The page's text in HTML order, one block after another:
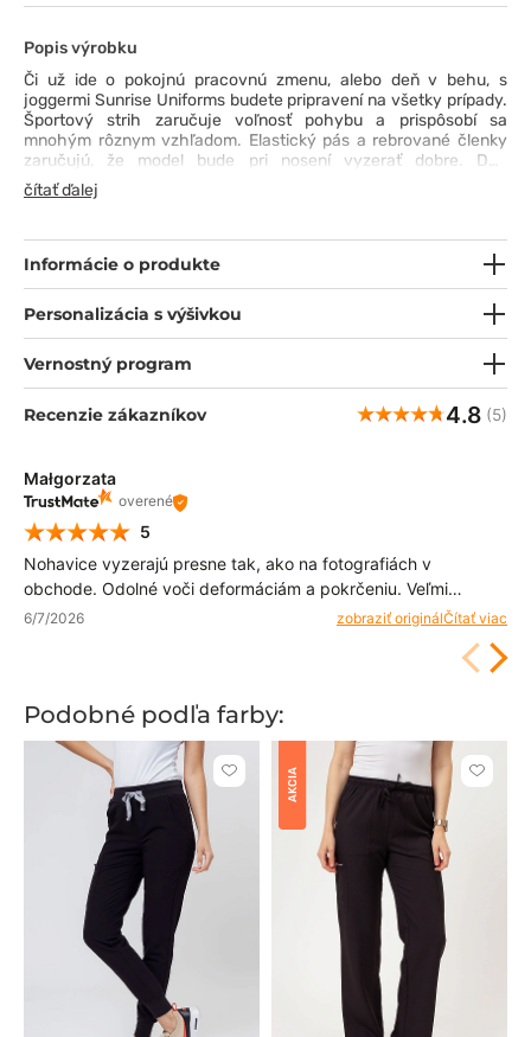
Popis výrobku
Či už ide o pokojnú pracovnú zmenu, alebo deň v behu, s
joggermi Sunrise Uniforms budete pripravení na všetky prípady.
Športový strih zaručuje voľnosť pohybu a prispôsobí sa
mnohým rôznym vzhľadom. Elastický pás a rebrované členky
zaručujú, že model bude pri nosení vyzerať dobre. Dve
priestranné vrecká, odolný materiál, ktorý sa ľahko udržiava v
čistote, a atraktívna cena vás presvedčia, že tieto joggery alebo
čítať ďalej
Informácie o produkte
Personalizácia s výšivkou
Vernostný program
Recenzie zákazníkov 4.8 (5)
Małgorzata
overené
5
Nohavice vyzerajú presne tak, ako na fotografiách v
obchode. Odolné voči deformáciám a pokrčeniu. Veľmi
príjemne ma prekvapili. Odporúčam. 👍
6/7/2026 zobraziť originálČítať viac
Podobné podľa farby:
Kliknite
AKCIA
Kliknite